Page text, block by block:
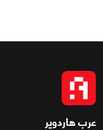
عرب هاردوير